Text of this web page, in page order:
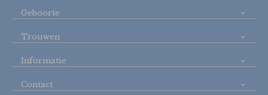
Geboorte
Trouwen
Informatie
Contact